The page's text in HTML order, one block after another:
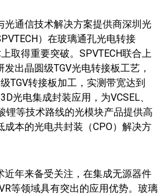
光通信技术解决方案提供商深圳光
）在玻璃通孔光电转接
上取得重要突破。SPVTECH联合上
出晶圆级TGV光电转接板工艺，
TGV转接板加工，实测带宽达到
光电集成封装应用，为VCSEL、
锂等技术路线的光模块产品提供高
本的光电共封装（CPO）解决方
近年来备受关注，在集成无源器件
等领域具有突出的应用优势。玻璃